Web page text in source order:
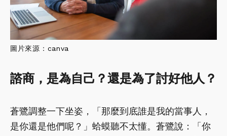
圖片來源： canva
諮商，是為自己？還是為了討好他人？
蒼鷺調整一下坐姿，「那麼到底誰是我的當事人，
是你還是他們呢？」蛤蟆聽不太懂。蒼鷺說：「你